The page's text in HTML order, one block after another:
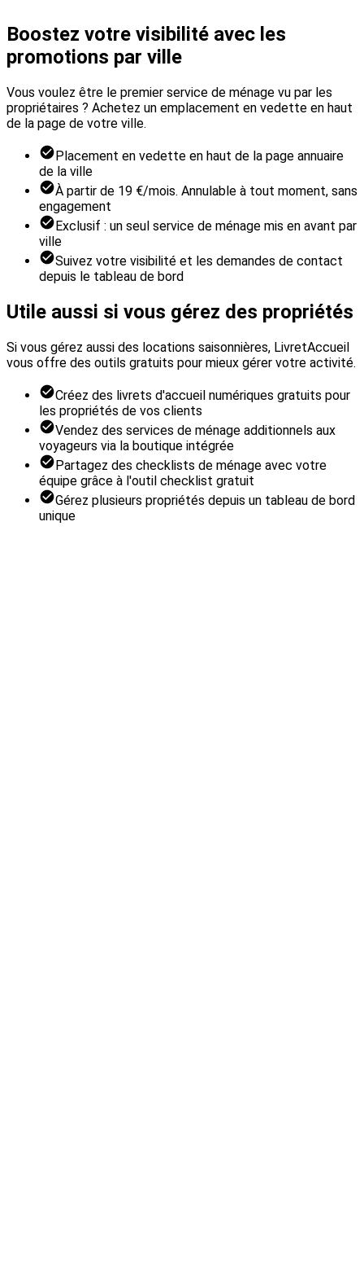
Boostez votre visibilité avec les
promotions par ville
Vous voulez être le premier service de ménage vu par les
propriétaires ? Achetez un emplacement en vedette en haut
de la page de votre ville.
Placement en vedette en haut de la page annuaire
de la ville
À partir de 19 €/mois. Annulable à tout moment, sans
engagement
Exclusif : un seul service de ménage mis en avant par
ville
Suivez votre visibilité et les demandes de contact
depuis le tableau de bord
Utile aussi si vous gérez des propriétés
Si vous gérez aussi des locations saisonnières, LivretAccueil
vous offre des outils gratuits pour mieux gérer votre activité.
Créez des livrets d'accueil numériques gratuits pour
les propriétés de vos clients
Vendez des services de ménage additionnels aux
voyageurs via la boutique intégrée
Partagez des checklists de ménage avec votre
équipe grâce à l'outil checklist gratuit
Gérez plusieurs propriétés depuis un tableau de bord
unique